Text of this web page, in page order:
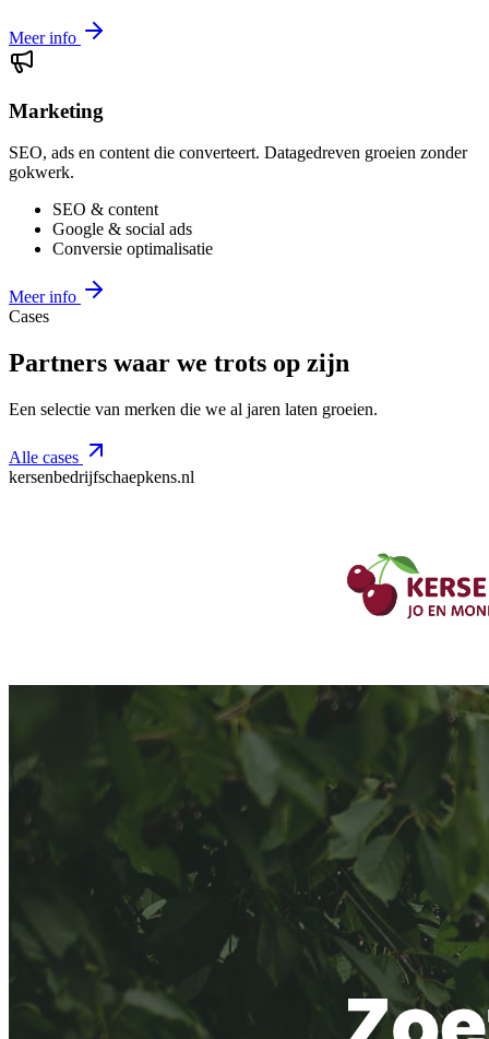
Meer info
Marketing
SEO, ads en content die converteert. Datagedreven groeien zonder
gokwerk.
SEO & content
Google & social ads
Conversie optimalisatie
Meer info
Cases
Partners waar we trots op zijn
Een selectie van merken die we al jaren laten groeien.
Alle cases
kersenbedrijfschaepkens.nl